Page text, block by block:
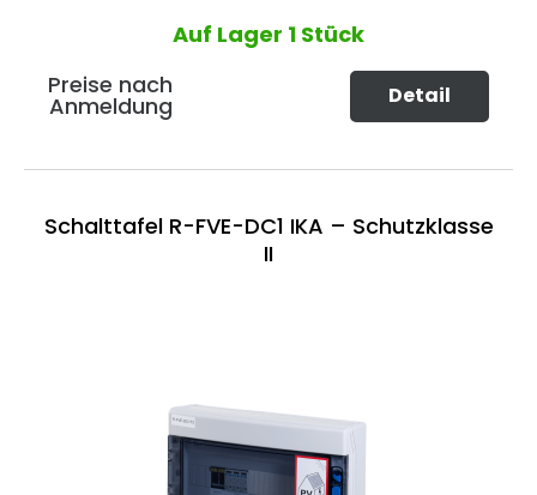
Auf Lager 1 Stück
Preise nach
Anmeldung Detail
Schalttafel R-FVE-DC1 IKA – Schutzklasse
II